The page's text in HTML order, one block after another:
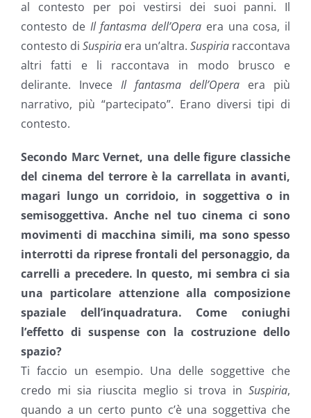
al contesto per poi vestirsi dei suoi panni. Il
contesto de Il fantasma dell’Opera era una cosa, il
contesto di Suspiria era un’altra. Suspiria raccontava
altri fatti e li raccontava in modo brusco e
delirante. Invece Il fantasma dell’Opera era più
narrativo, più “partecipato”. Erano diversi tipi di
contesto.
Secondo Marc Vernet, una delle figure classiche
del cinema del terrore è la carrellata in avanti,
magari lungo un corridoio, in soggettiva o in
semisoggettiva. Anche nel tuo cinema ci sono
movimenti di macchina simili, ma sono spesso
interrotti da riprese frontali del personaggio, da
carrelli a precedere. In questo, mi sembra ci sia
una particolare attenzione alla composizione
spaziale dell’inquadratura. Come coniughi
l’effetto di suspense con la costruzione dello
spazio?
Ti faccio un esempio. Una delle soggettive che
credo mi sia riuscita meglio si trova in Suspiria,
quando a un certo punto c’è una soggettiva che